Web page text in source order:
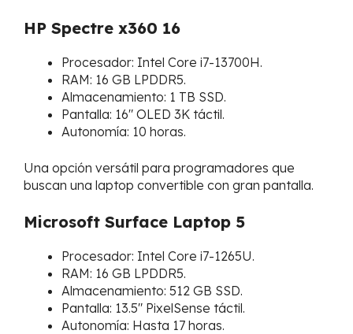
HP Spectre x360 16
Procesador: Intel Core i7-13700H.
RAM: 16 GB LPDDR5.
Almacenamiento: 1 TB SSD.
Pantalla: 16″ OLED 3K táctil.
Autonomía: 10 horas.
Una opción versátil para programadores que
buscan una laptop convertible con gran pantalla.
Microsoft Surface Laptop 5
Procesador: Intel Core i7-1265U.
RAM: 16 GB LPDDR5.
Almacenamiento: 512 GB SSD.
Pantalla: 13.5″ PixelSense táctil.
Autonomía: Hasta 17 horas.